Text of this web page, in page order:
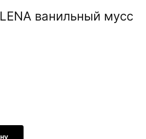
ванильный мусс